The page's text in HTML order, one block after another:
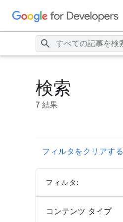
検索
7 結果
フィルタをクリアする
フィルタ:
コンテンツ タイプ